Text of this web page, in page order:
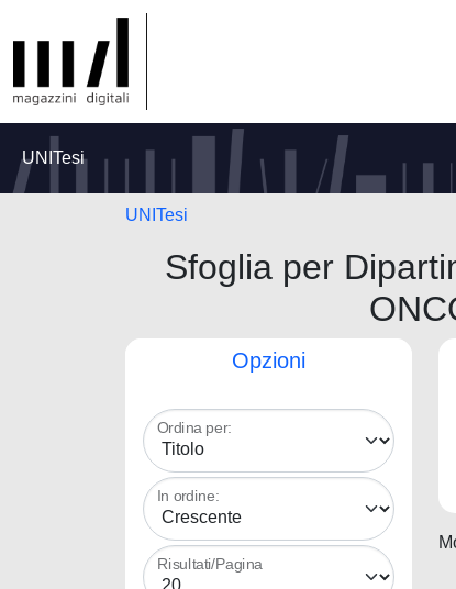
UNITesi
UNITesi
Sfoglia per
Opzioni
Ordina per:
In ordine:
Risultati/Pagina